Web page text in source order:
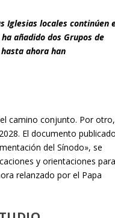
Iglesias locales continúen
añadido dos Grupos de
ahora han
camino conjunto. Por otro,
El documento
del Sínodo», se
y orientaciones
relanzado por el Papa